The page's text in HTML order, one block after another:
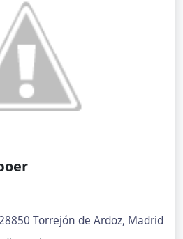
Torrejón de Ardoz, Madrid